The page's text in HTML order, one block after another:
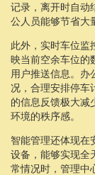
记录，离开时自动
公人员能够节省大
此外，实时车位监
映当前空余车位的
用户推送信息。办
况，合理安排停车
的信息反馈极大减
环境的秩序感。
智能管理还体现在
设备，能够实现全
常情况时，管理中